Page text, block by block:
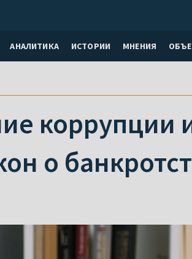
АНАЛИТИКА ИСТОРИИ МНЕНИЯ
коррупции
о